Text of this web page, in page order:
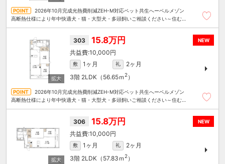
2026年10月完成光熱費削減ZEH-M対応ペット共生へーベルメゾン
高断熱仕様により年中快適犬・猫・大型犬・多頭飼いご相談ください～住むこ
NEW
303 15.8万円
10,000円
敷 1ヶ月 礼
2ヶ月
3階 2LDK（56.65ｍ 2）
2026年10月完成光熱費削減ZEH-M対応ペット共生へーベルメゾン
高断熱仕様により年中快適犬・猫・大型犬・多頭飼いご相談ください～住むこ
NEW
306 15.8万円
10,000円
敷 1ヶ月 礼
2ヶ月
3階 2LDK（57.83ｍ 2）